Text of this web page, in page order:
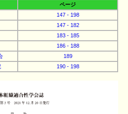
ページ
147 - 198
147 - 182
183 - 185
186 - 188
189
190 - 198